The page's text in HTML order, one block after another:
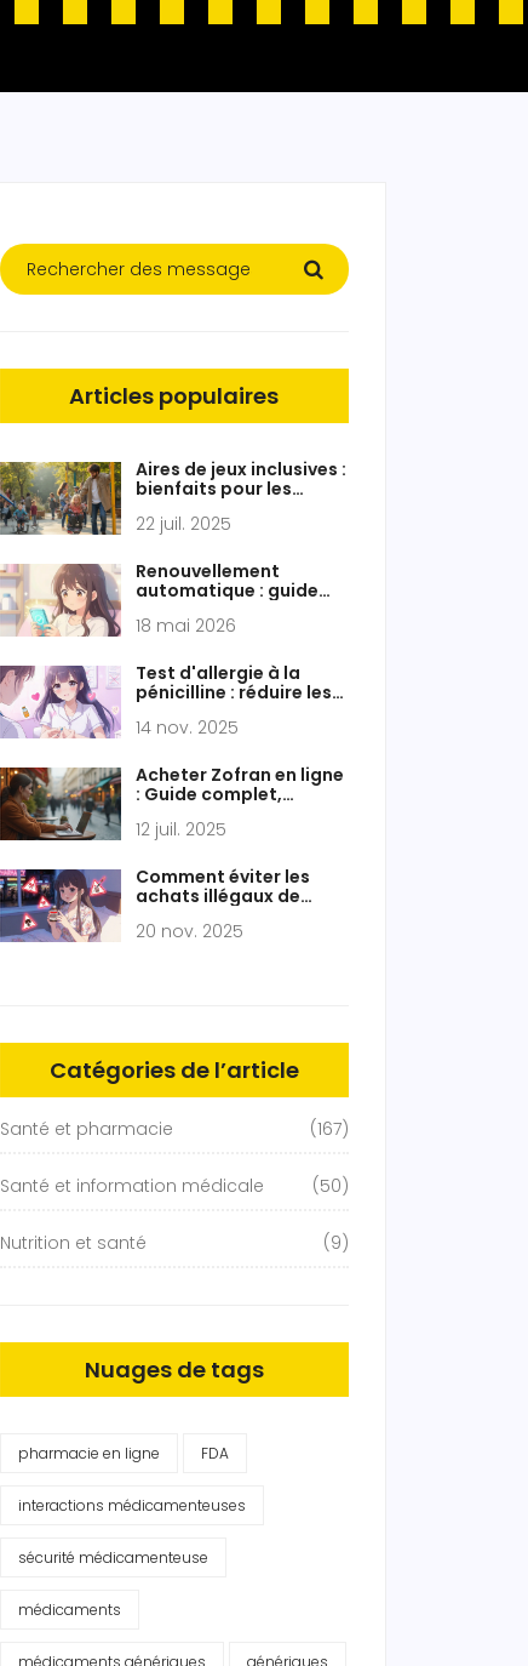
Articles populaires
Aires de jeux inclusives :
bienfaits pour les
paralysie cérébrale
22 juil. 2025
Renouvellement
automatique : guide
médicaments
18 mai 2026
Test d'allergie à la
pénicilline : réduire les
les effets secondaires
14 nov. 2025
Acheter Zofran en ligne
: Guide complet,
pour commander en
12 juil. 2025
Comment éviter les
achats illégaux de
l'étranger
20 nov. 2025
Catégories de l’article
Santé et pharmacie (167)
Santé et information médicale (50)
Nutrition et santé (9)
Nuages de tags
pharmacie en ligne FDA
interactions médicamenteuses
sécurité médicamenteuse
médicaments
médicaments génériques génériques